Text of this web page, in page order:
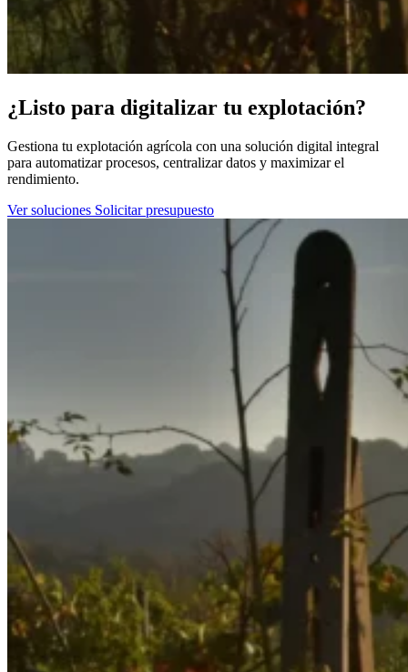
¿Listo para digitalizar tu explotación?
Gestiona tu explotación agrícola con una solución digital integral
para automatizar procesos, centralizar datos y maximizar el
rendimiento.
Ver soluciones Solicitar presupuesto